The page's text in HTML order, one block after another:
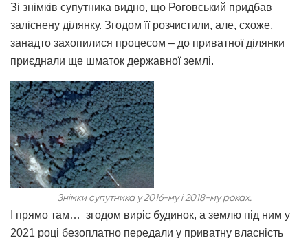
Зі знімків супутника видно, що Роговський придбав
заліснену ділянку. Згодом її розчистили, але, схоже,
занадто захопилися процесом – до приватної ділянки
приєднали ще шматок державної землі.
Знімки супутника у 2016-му і 2018-му роках.
І прямо там… згодом виріс будинок, а землю під ним у
2021 році безоплатно передали у приватну власність